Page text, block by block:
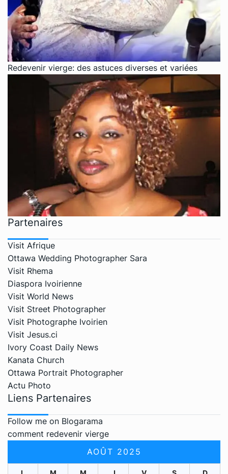
Redevenir vierge: des astuces diverses et variées
Partenaires
Visit Afrique
Ottawa Wedding Photographer Sara
Visit Rhema
Diaspora Ivoirienne
Visit World News
Visit Street Photographer
Visit Photographe Ivoirien
Visit Jesus.ci
Ivory Coast Daily News
Kanata Church
Ottawa Portrait Photographer
Actu Photo
Liens Partenaires
Follow me on Blogarama
comment redevenir vierge
AOÛT 2025